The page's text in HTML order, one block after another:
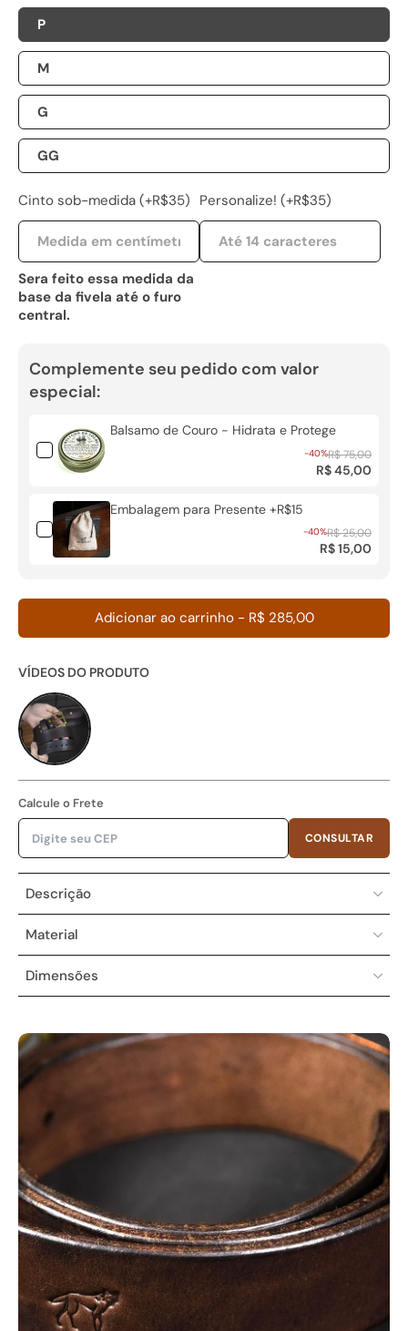
P
M
G
GG
Cinto sob-medida (+R$35)
Sera feito essa medida da
base da fivela até o furo
central.
Personalize! (+R$35)
Complemente seu pedido com valor
especial:
Balsamo de Couro - Hidrata e Protege
-40%R$ 75,00
R$ 45,00
Embalagem para Presente +R$15
-40%R$ 25,00
R$ 15,00
Adicionar ao carrinho - R$ 285,00
VÍDEOS DO PRODUTO
Calcule o Frete
CONSULTAR
Descrição
Material
Dimensões